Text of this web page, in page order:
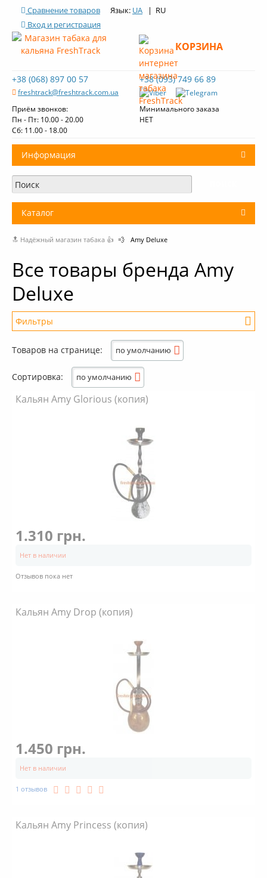
Сравнение товаров Язык: UA | RU
Вход и регистрация
+38 (068) 897 00 57
freshtrack@freshtrack.com.ua
+38 (093) 749 66 89
Приём звонков:
Пн - Пт: 10.00 - 20.00
Cб: 11.00 - 18.00
Минимального заказа
НЕТ
КОРЗИНА
Информация
О нас
Доставка и оплата
Каталог
Табак для кальяна
Уголь для кальяна
Кальяны
Аксессуары для кальяна
+
Новинки
РАСПРОДАЖА -%
Условия опта
🔝 Надёжный магазин табака 👍 💨 Amy Deluxe
Все товары бренда Amy
Deluxe
Фильтры
Товаров на странице: по умолчанию
Сортировка: по умолчанию
Кальян Amy Glorious (копия)
1.310 грн.
Нет в наличии
Отзывов пока нет
Кальян Amy Drop (копия)
1.450 грн.
Нет в наличии
1 отзывов
Кальян Amy Princess (копия)